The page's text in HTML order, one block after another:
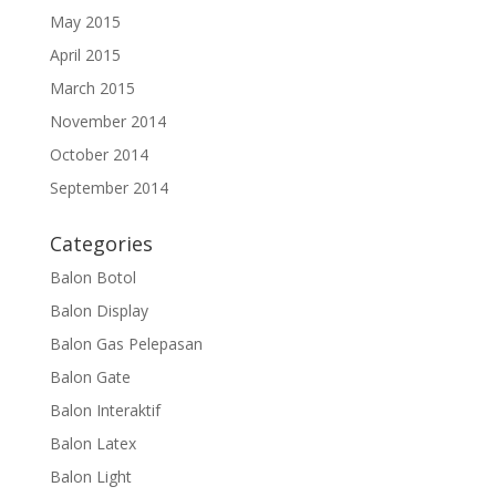
May 2015
April 2015
March 2015
November 2014
October 2014
September 2014
Categories
Balon Botol
Balon Display
Balon Gas Pelepasan
Balon Gate
Balon Interaktif
Balon Latex
Balon Light